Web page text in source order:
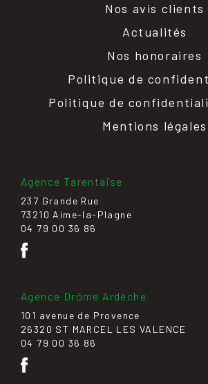
Nos avis clients
Actualités
Nos honoraires
Politique de
Politique de
Mentions légales
Agence Tarentaise
237 Grande Rue
73210 Aime-la-Plagne
04 79 00 36 86
Agence Drôme Ardèche
101 avenue de Provence
26320 ST MARCEL LES VALENCE
04 79 00 36 86